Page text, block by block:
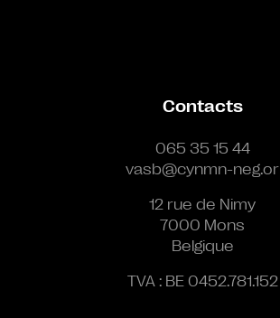
Contacts
065 35 15 44
vasb@cynmn-neg.or
12 rue de Nimy
7000 Mons
Belgique
TVA : BE 0452.781.152